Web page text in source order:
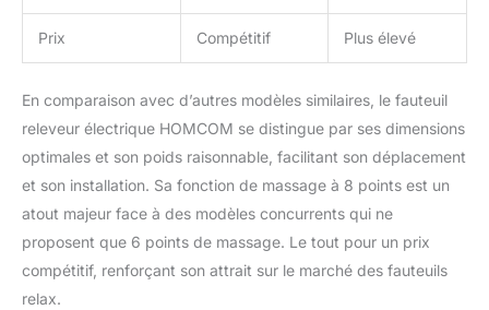
Prix Compétitif Plus élevé
En comparaison avec d’autres modèles similaires, le fauteuil
releveur électrique HOMCOM se distingue par ses dimensions
optimales et son poids raisonnable, facilitant son déplacement
et son installation. Sa fonction de massage à 8 points est un
atout majeur face à des modèles concurrents qui ne
proposent que 6 points de massage. Le tout pour un prix
compétitif, renforçant son attrait sur le marché des fauteuils
relax.